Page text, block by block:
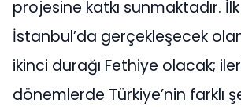
projesine katkı sunmaktadır.
İstanbul’da gerçekleşecek
ikinci durağı Fethiye olacak;
dönemlerde Türkiye’nin farklı